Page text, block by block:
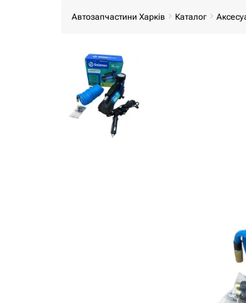
Автозапчастини Харків Каталог